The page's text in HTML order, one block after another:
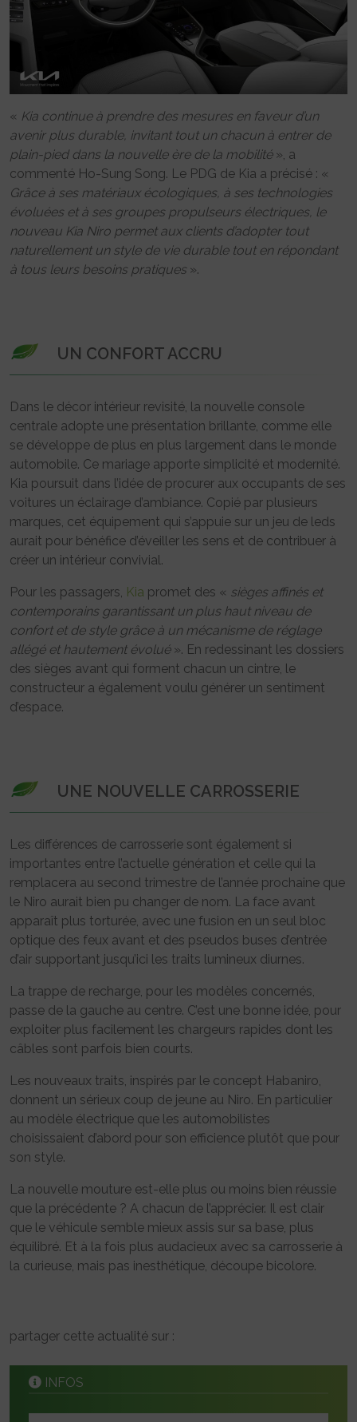
« Kia continue à prendre des mesures en faveur d’un
avenir plus durable, invitant tout un chacun à entrer de
plain-pied dans la nouvelle ère de la mobilité», a
commenté Ho-Sung Song. Le PDG de Kia a précisé : «
Grâce à ses matériaux écologiques, à ses technologies
évoluées et à ses groupes propulseurs électriques, le
nouveau Kia Niro permet aux clients d’adopter tout
naturellement un style de vie durable tout en répondant
à tous leurs besoins pratiques».
UN CONFORT ACCRU
Dans le décor intérieur revisité, la nouvelle console
centrale adopte une présentation brillante, comme elle
se développe de plus en plus largement dans le monde
automobile. Ce mariage apporte simplicité et modernité.
Kia poursuit dans l’idée de procurer aux occupants de ses
voitures un éclairage d’ambiance. Copié par plusieurs
marques, cet équipement qui s’appuie sur un jeu de leds
aurait pour bénéfice d’éveiller les sens et de contribuer à
créer un intérieur convivial.
Pour les passagers, Kia promet des « sièges affinés et
contemporains garantissant un plus haut niveau de
confort et de style grâce à un mécanisme de réglage
allégé et hautement évolué». En redessinant les dossiers
des sièges avant qui forment chacun un cintre, le
constructeur a également voulu générer un sentiment
d’espace.
UNE NOUVELLE CARROSSERIE
Les différences de carrosserie sont également si
importantes entre l’actuelle génération et celle qui la
remplacera au second trimestre de l’année prochaine que
le Niro aurait bien pu changer de nom. La face avant
apparaît plus torturée, avec une fusion en un seul bloc
optique des feux avant et des pseudos buses d’entrée
d’air supportant jusqu’ici les traits lumineux diurnes.
La trappe de recharge, pour les modèles concernés,
passe de la gauche au centre. C’est une bonne idée, pour
exploiter plus facilement les chargeurs rapides dont les
câbles sont parfois bien courts.
Les nouveaux traits, inspirés par le concept Habaniro,
donnent un sérieux coup de jeune au Niro. En particulier
au modèle électrique que les automobilistes
choisissaient d’abord pour son efficience plutôt que pour
son style.
La nouvelle mouture est-elle plus ou moins bien réussie
que la précédente ? A chacun de l’apprécier. Il est clair
que le véhicule semble mieux assis sur sa base, plus
équilibré. Et à la fois plus audacieux avec sa carrosserie à
la curieuse, mais pas inesthétique, découpe bicolore.
partager cette actualité sur :
INFOS